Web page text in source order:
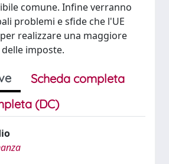
comune. Infine verranno
problemi e sfide che l'UE
realizzare una maggiore
imposte.
Scheda completa
(DC)